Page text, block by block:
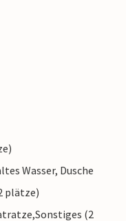
Wasser, Dusche
plätze)
(2